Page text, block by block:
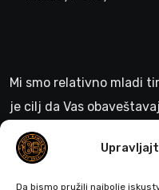
Da bismo pružili najbolje
Mi smo relativno mladi
je cilj da Vas
gejminga